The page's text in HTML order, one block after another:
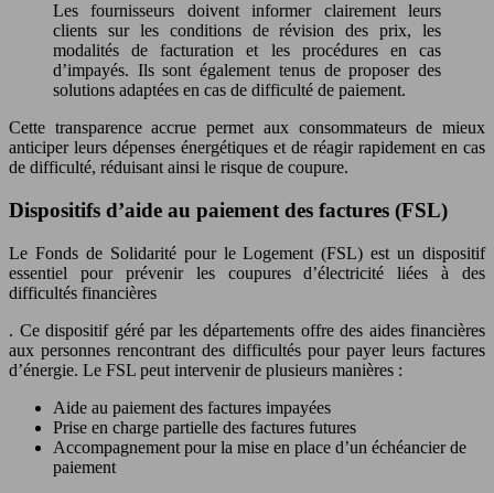
Les fournisseurs doivent informer clairement leurs
clients sur les conditions de révision des prix, les
modalités de facturation et les procédures en cas
d’impayés. Ils sont également tenus de proposer des
solutions adaptées en cas de difficulté de paiement.
Cette transparence accrue permet aux consommateurs de mieux
anticiper leurs dépenses énergétiques et de réagir rapidement en cas
de difficulté, réduisant ainsi le risque de coupure.
Dispositifs d’aide au paiement des factures (FSL)
Le Fonds de Solidarité pour le Logement (FSL) est un dispositif
essentiel pour prévenir les coupures d’électricité liées à des
difficultés financières
. Ce dispositif géré par les départements offre des aides financières
aux personnes rencontrant des difficultés pour payer leurs factures
d’énergie. Le FSL peut intervenir de plusieurs manières :
Aide au paiement des factures impayées
Prise en charge partielle des factures futures
Accompagnement pour la mise en place d’un échéancier de
paiement